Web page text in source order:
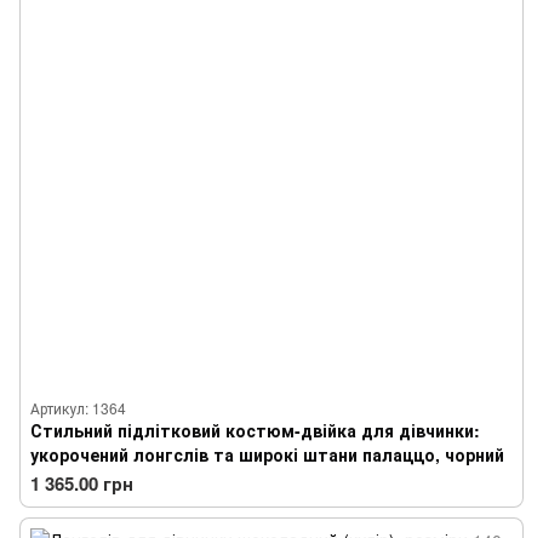
Артикул: 1364
Стильний підлітковий костюм-двійка для дівчинки:
укорочений лонгслів та широкі штани палаццо, чорний
1 365.00 грн